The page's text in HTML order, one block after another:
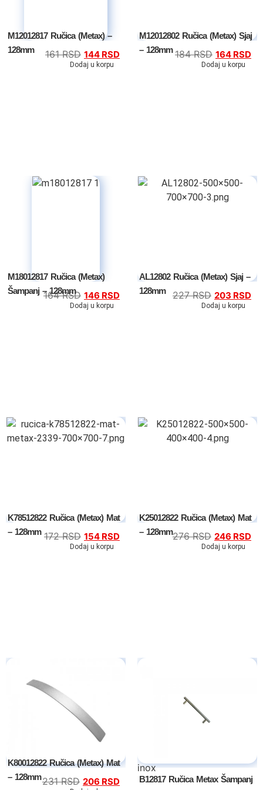
M12012817 Ručica (Metax) –
128mm
161RSD 144 RSD
Dodaj u korpu
M12012802 Ručica (Metax) Sjaj
– 128mm 184RSD 164 RSD
Dodaj u korpu
M18012817 Ručica (Metax)
Šampanj – 128mm
164RSD 146 RSD
Dodaj u korpu
AL12802 Ručica (Metax) Sjaj –
128mm
227RSD 203 RSD
Dodaj u korpu
K78512822 Ručica (Metax) Mat
– 128mm 172RSD 154 RSD
Dodaj u korpu
K25012822 Ručica (Metax) Mat
– 128mm276RSD 246 RSD
Dodaj u korpu
K80012822 Ručica (Metax) Mat
– 128mm231RSD 206 RSD
inox
B12817 Ručica Metax Šampanj